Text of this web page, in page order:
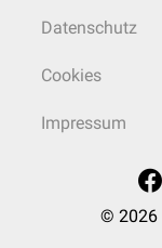
Datenschutz
Cookies
Impressum
© 2026